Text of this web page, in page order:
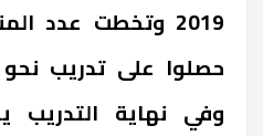
2019 وتخطت عدد
وفي نهاية التدريب